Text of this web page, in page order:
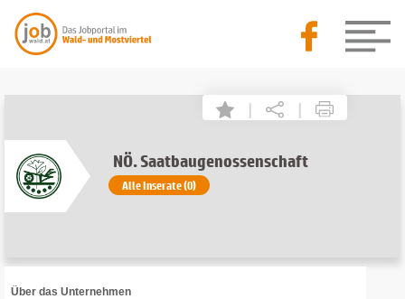
| |
NÖ. Saatbaugenossenschaft
Alle Inserate (0)
Über das Unternehmen